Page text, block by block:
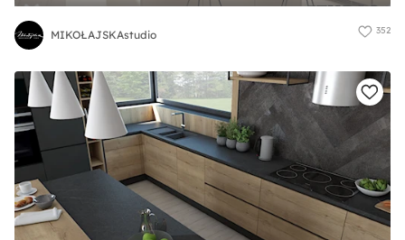
MIKOŁAJSKAstudio 352